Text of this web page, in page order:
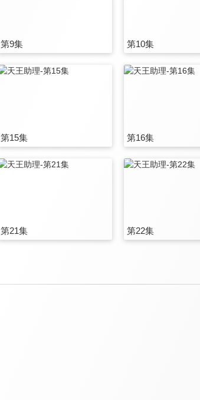
第9集 第10集
第15集 第16集
第21集 第22集